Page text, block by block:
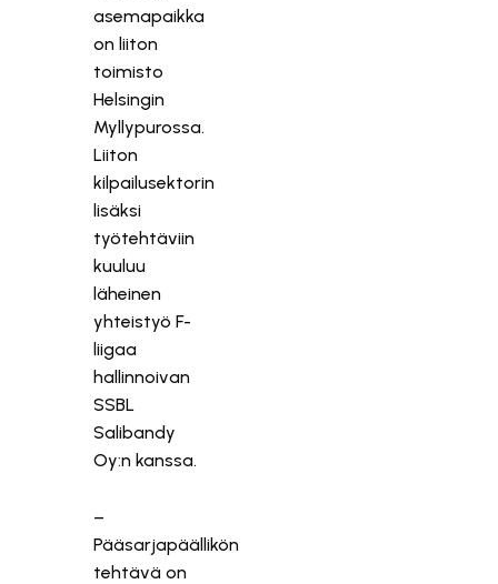
asemapaikka
on liiton
toimisto
Helsingin
Myllypurossa.
Liiton
kilpailusektorin
lisäksi
työtehtäviin
kuuluu
läheinen
yhteistyö F-
liigaa
hallinnoivan
SSBL
Salibandy
Oy:n kanssa.
–
Pääsarjapäällikön
tehtävä on